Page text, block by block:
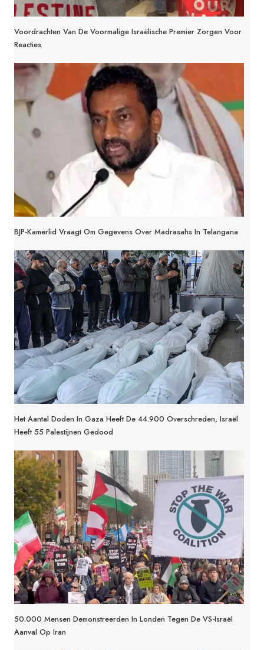
Voordrachten Van De Voormalige Israëlische Premier Zorgen Voor
Reacties
BJP-Kamerlid Vraagt Om Gegevens Over Madrasahs In Telangana
Het Aantal Doden In Gaza Heeft De 44.900 Overschreden, Israël
Heeft 55 Palestijnen Gedood
50.000 Mensen Demonstreerden In Londen Tegen De VS-Israël
Aanval Op Iran